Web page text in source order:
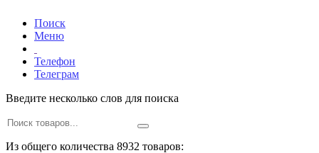
Поиск
Меню
Телефон
Телеграм
Введите несколько слов для поиска
Из общего количества 8932 товаров: